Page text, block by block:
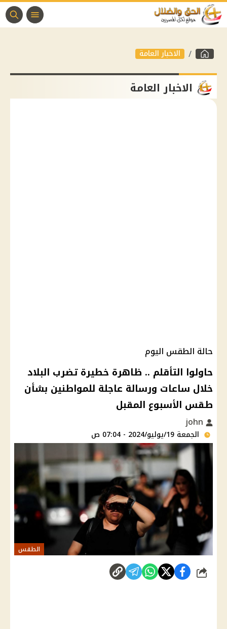
الاخبار العامة
الاخبار العامة
حالة الطقس اليوم
حاولوا التأقلم .. ظاهرة خطيرة تضرب البلاد
خلال ساعات ورسالة عاجلة للمواطنين بشأن
طقس الأسبوع المقبل
الجمعة 19/يوليو/2024 - 07:04 ص
الطقس
شارك